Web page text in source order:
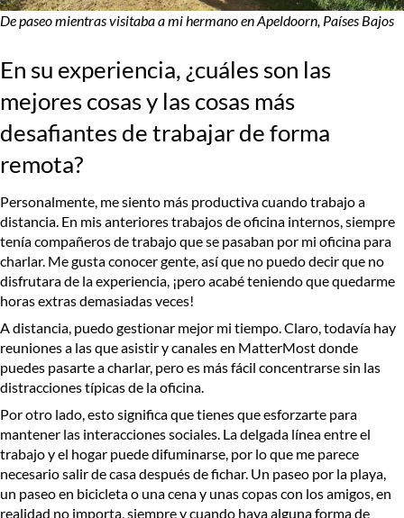
De paseo mientras visitaba a mi hermano en Apeldoorn, Países Bajos
En su experiencia, ¿cuáles son las
mejores cosas y las cosas más
desafiantes de trabajar de forma
remota?
Personalmente, me siento más productiva cuando trabajo a
distancia. En mis anteriores trabajos de oficina internos, siempre
tenía compañeros de trabajo que se pasaban por mi oficina para
charlar. Me gusta conocer gente, así que no puedo decir que no
disfrutara de la experiencia, ¡pero acabé teniendo que quedarme
horas extras demasiadas veces!
A distancia, puedo gestionar mejor mi tiempo. Claro, todavía hay
reuniones a las que asistir y canales en MatterMost donde
puedes pasarte a charlar, pero es más fácil concentrarse sin las
distracciones típicas de la oficina.
Por otro lado, esto significa que tienes que esforzarte para
mantener las interacciones sociales. La delgada línea entre el
trabajo y el hogar puede difuminarse, por lo que me parece
necesario salir de casa después de fichar. Un paseo por la playa,
un paseo en bicicleta o una cena y unas copas con los amigos, en
realidad no importa, siempre y cuando haya alguna forma de